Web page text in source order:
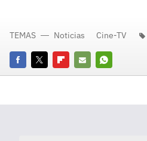
FacebookTwitterFlipboard
E-
Whatsapp
TEMAS Noticias Cine-TV